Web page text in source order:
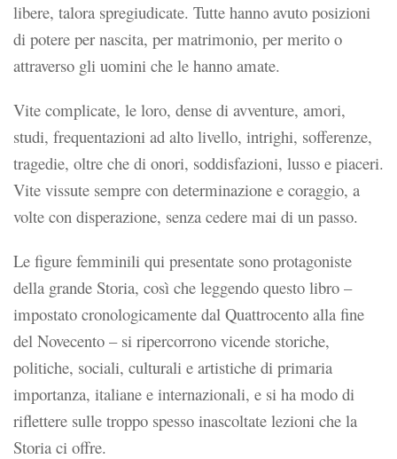
libere, talora spregiudicate. Tutte hanno avuto posizioni
di potere per nascita, per matrimonio, per merito o
attraverso gli uomini che le hanno amate.
Vite complicate, le loro, dense di avventure, amori,
studi, frequentazioni ad alto livello, intrighi, sofferenze,
tragedie, oltre che di onori, soddisfazioni, lusso e piaceri.
Vite vissute sempre con determinazione e coraggio, a
volte con disperazione, senza cedere mai di un passo.
Le figure femminili qui presentate sono protagoniste
della grande Storia, così che leggendo questo libro –
impostato cronologicamente dal Quattrocento alla fine
del Novecento – si ripercorrono vicende storiche,
politiche, sociali, culturali e artistiche di primaria
importanza, italiane e internazionali, e si ha modo di
riflettere sulle troppo spesso inascoltate lezioni che la
Storia ci offre.